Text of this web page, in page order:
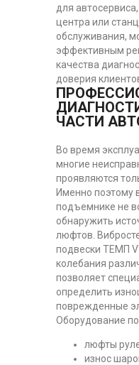
для
центра или
обслуживания,
эффективным
качества
доверия
ЧАСТИ
Во время
многие
проявляются
Именно поэтому
подъемнике не
обнаружить
люфтов.
подвески ТЕМП
колебания
позволяет
определить
поврежденные
Оборудование
люфты
износ